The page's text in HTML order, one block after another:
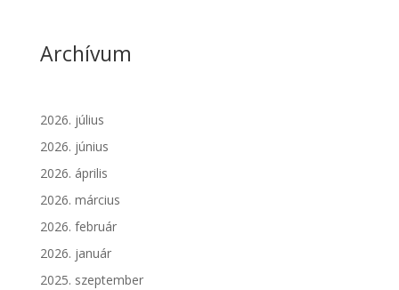
Archívum
2026. július
2026. június
2026. április
2026. március
2026. február
2026. január
2025. szeptember